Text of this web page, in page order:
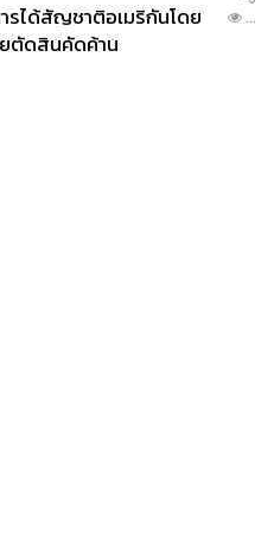
รได้สัญชาติอเมริกันโดย
ตัดสินคัดค้าน
...